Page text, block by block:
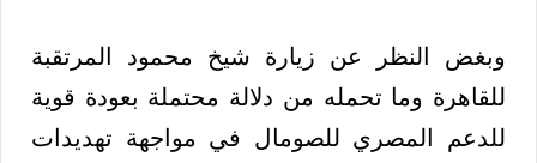
وبغض النظر عن زيارة شيخ محمود المرتقبة
للقاهرة وما تحمله من دلالة محتملة بعودة قوية
للدعم المصري للصومال في مواجهة تهديدات